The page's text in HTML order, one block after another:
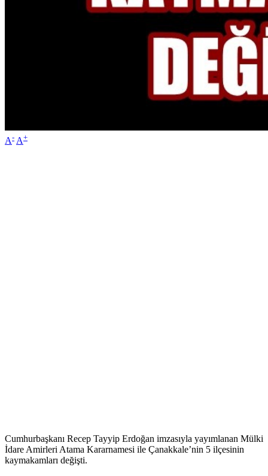
A- A+
Cumhurbaşkanı Recep Tayyip Erdoğan imzasıyla yayımlanan Mülki
İdare Amirleri Atama Kararnamesi ile Çanakkale’nin 5 ilçesinin
kaymakamları değişti.